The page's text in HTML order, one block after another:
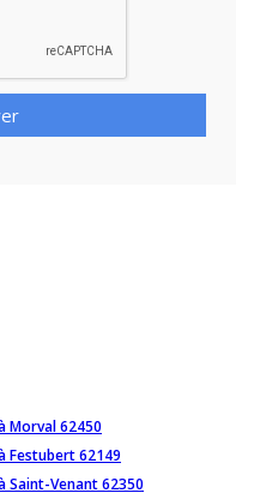
Morval 62450
Festubert 62149
Saint-Venant 62350